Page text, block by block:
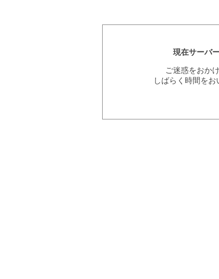
現在サーバ
ご迷惑をおか
しばらく時間を